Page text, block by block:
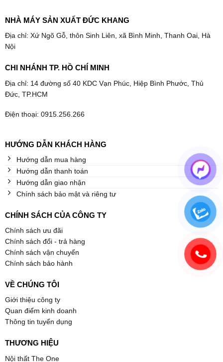
NHÀ MÁY SẢN XUẤT ĐỨC KHANG
Địa chỉ: Xứ Ngõ Gỗ, thôn Sinh Liên, xã Bình Minh, Thanh Oai, Hà
Nội
CHI NHÁNH TP. HỒ CHÍ MINH
Địa chỉ: 14 đường số 40 KDC Vạn Phúc, Hiệp Bình Phước, Thủ
Đức, TP.HCM
Điện thoại: 0915.256.266
HƯỚNG DẪN KHÁCH HÀNG
Hướng dẫn mua hàng
Hướng dẫn thanh toán
Hướng dẫn giao nhận
Chính sách bảo mật và riêng tư
CHÍNH SÁCH CỦA CÔNG TY
Chính sách ưu đãi
Chính sách đổi - trả hàng
Chính sách vận chuyển
Chính sách bảo hành
VỀ CHÚNG TÔI
Giới thiệu công ty
Quan điểm kinh doanh
Thông tin tuyển dụng
THƯƠNG HIỆU
Nội thất The One